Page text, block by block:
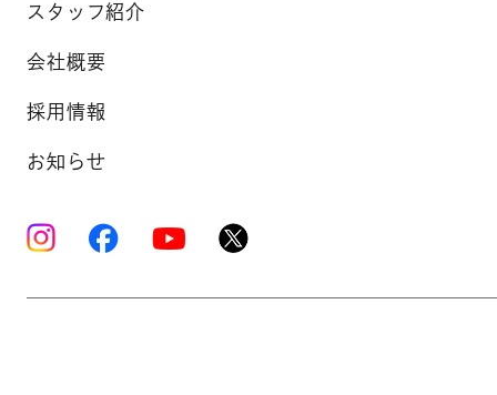
スタッフ紹介
会社概要
採用情報
お知らせ